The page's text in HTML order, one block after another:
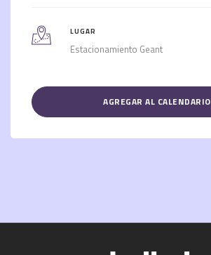
LUGAR
Estacionamiento Geant
AGREGAR AL CALENDARIO